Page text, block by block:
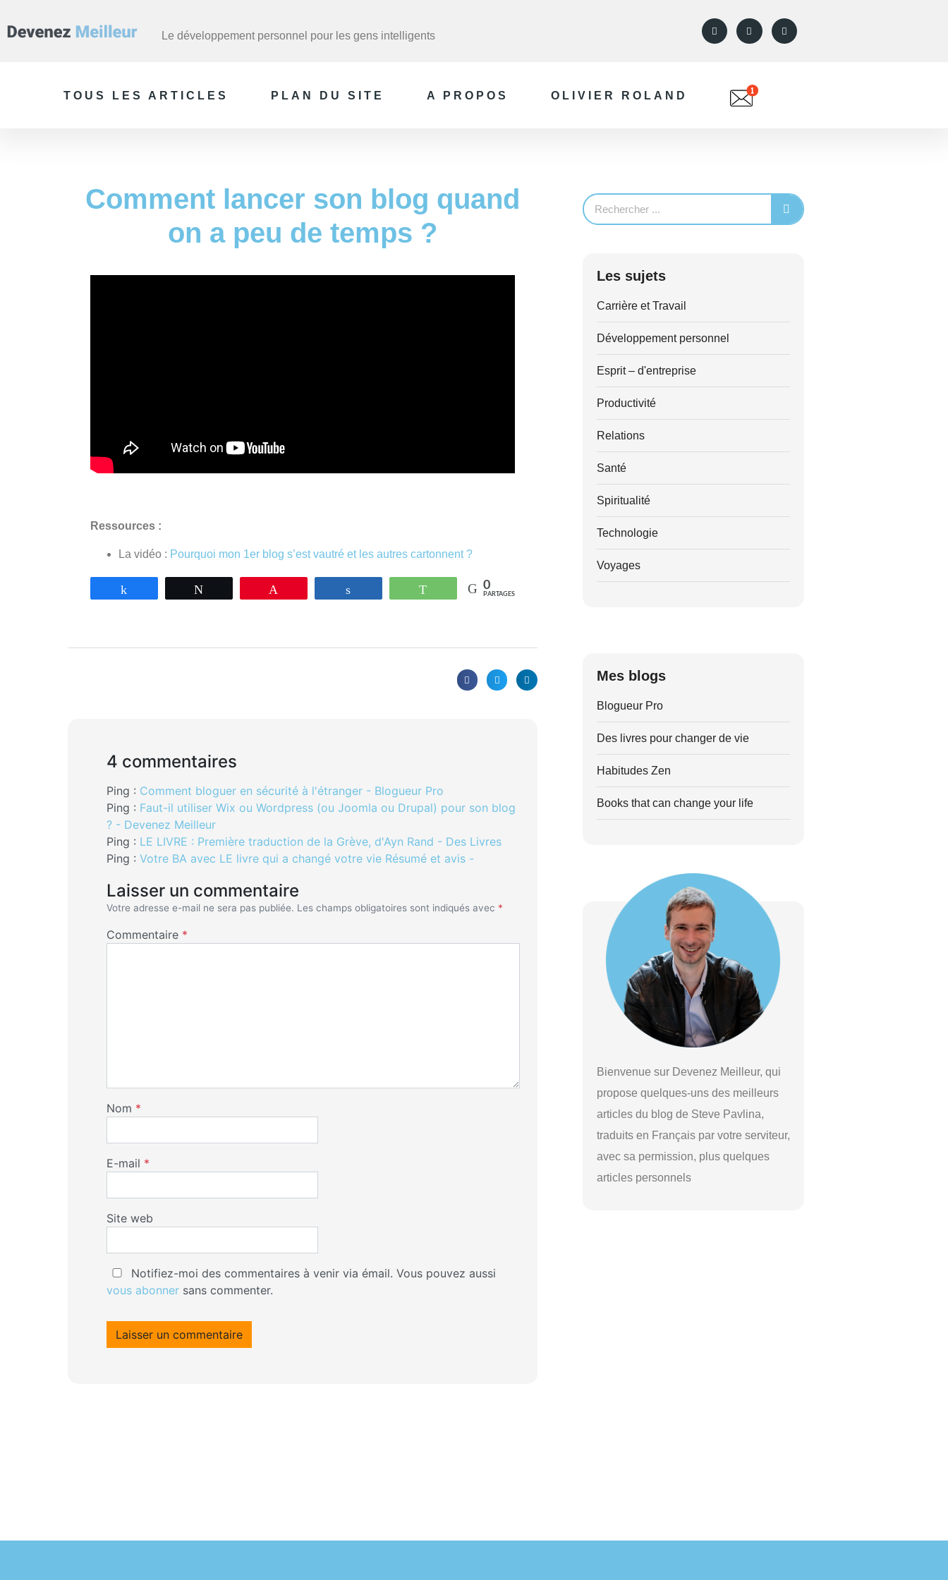
Le développement personnel pour les gens intelligents
TOUS LES ARTICLES PLAN DU SITE A PROPOS OLIVIER ROLAND
Comment lancer son blog quand
on a peu de temps ?
Ressources :
La vidéo : Pourquoi mon 1er blog s’est vautré et les autres cartonnent ?
WhatsApp0
PARTAGES
4 commentaires
Ping : Comment bloguer en sécurité à l'étranger - Blogueur Pro
Ping : Faut-il utiliser Wix ou Wordpress (ou Joomla ou Drupal) pour son blog
? - Devenez Meilleur
Ping : LE LIVRE : Première traduction de la Grève, d'Ayn Rand - Des Livres
Ping : Votre BA avec LE livre qui a changé votre vie Résumé et avis -
Laisser un commentaire
Votre adresse e-mail ne sera pas publiée. Les champs obligatoires sont indiqués avec *
Commentaire *
Nom *
E-mail *
Site web
Notifiez-moi des commentaires à venir via émail. Vous pouvez aussi
vous abonner sans commenter.
Les sujets
Carrière et Travail
Développement personnel
Esprit – d'entreprise
Productivité
Relations
Santé
Spiritualité
Technologie
Voyages
Mes blogs
Blogueur Pro
Des livres pour changer de vie
Habitudes Zen
Books that can change your life
Bienvenue sur Devenez Meilleur, qui
propose quelques-uns des meilleurs
articles du blog de Steve Pavlina,
traduits en Français par votre serviteur,
avec sa permission, plus quelques
articles personnels